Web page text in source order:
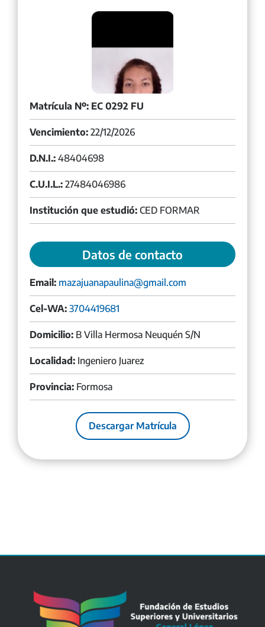
Matrícula Nº: EC 0292 FU
Vencimiento: 22/12/2026
D.N.I.: 48404698
C.U.I.L.: 27484046986
Institución que estudió: CED FORMAR
Datos de contacto
Email: mazajuanapaulina@gmail.com
Cel-WA: 3704419681
Domicilio: B Villa Hermosa Neuquén S/N
Localidad: Ingeniero Juarez
Provincia: Formosa
Descargar Matrícula